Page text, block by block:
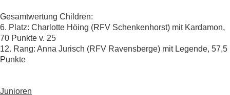
Gesamtwertung Children:
6. Platz: Charlotte Höing (RFV Schenkenhorst) mit Kardamon,
70 Punkte v. 25
12. Rang: Anna Jurisch (RFV Ravensberge) mit Legende, 57,5
Punkte
Junioren